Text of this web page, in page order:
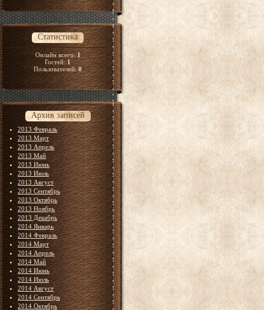
Статистика
Онлайн всего:1
Гостей:1
Пользователей:0
Архив записей
2013 Февраль
2013 Март
2013 Апрель
2013 Май
2013 Июнь
2013 Июль
2013 Август
2013 Сентябрь
2013 Октябрь
2013 Ноябрь
2013 Декабрь
2014 Январь
2014 Февраль
2014 Март
2014 Апрель
2014 Май
2014 Июнь
2014 Июль
2014 Август
2014 Сентябрь
2014 Октябрь